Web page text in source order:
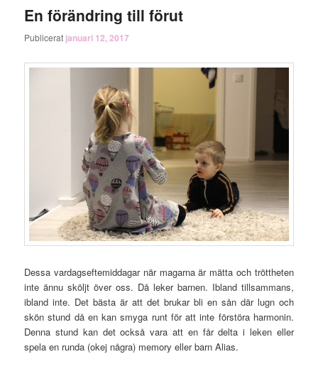
En förändring till förut
Publicerat januari 12, 2017
Dessa vardagseftemiddagar när magarna är mätta och tröttheten
inte ännu sköljt över oss. Då leker barnen. Ibland tillsammans,
ibland inte. Det bästa är att det brukar bli en sån där lugn och
skön stund då en kan smyga runt för att inte förstöra harmonin.
Denna stund kan det också vara att en får delta i leken eller
spela en runda (okej några) memory eller barn Alias.